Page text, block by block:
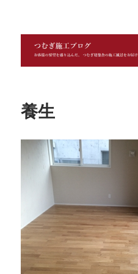
つむぎ施工ブログ
養生